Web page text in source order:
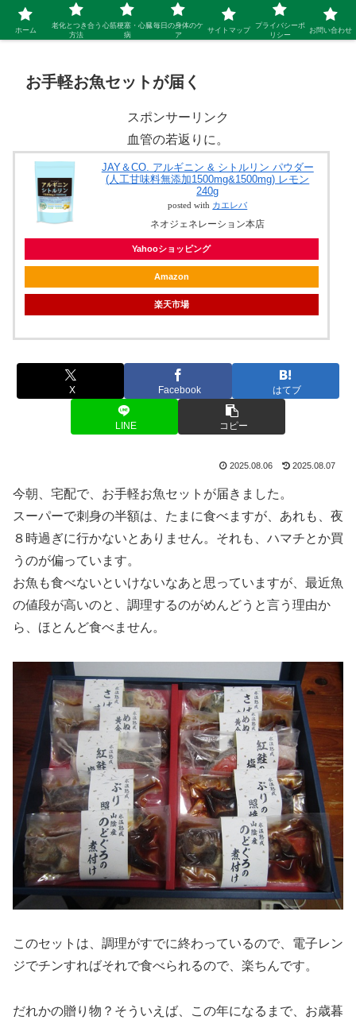
シニア 新しい人生を開拓するブログ
お手軽お魚セットが届く
スポンサーリンク
血管の若返りに。
JAY＆CO. アルギニン & シトルリン パウダー
(人工甘味料無添加1500mg&1500mg) レモン
240g
posted with カエレバ
ネオジェネレーション本店
Yahooショッピング
Amazon
楽天市場
X Facebook はてブ
LINE コピー
2025.08.06 2025.08.07
今朝、宅配で、お手軽お魚セットが届きました。
スーパーで刺身の半額は、たまに食べますが、あれも、夜
８時過ぎに行かないとありません。それも、ハマチとか買
うのが偏っています。
お魚も食べないといけないなあと思っていますが、最近魚
の値段が高いのと、調理するのがめんどうと言う理由か
ら、ほとんど食べません。
このセットは、調理がすでに終わっているので、電子レン
ジでチンすればそれで食べられるので、楽ちんです。
だれかの贈り物？そういえば、この年になるまで、お歳暮
ホーム
老化とつき合う
方法
心筋梗塞・心臓
病
毎日の身体のケ
ア
サイトマップ
プライバシーポ
リシー
お問い合わせ